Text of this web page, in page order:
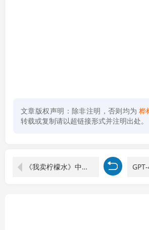
文章版权声明：除非注明，否则均为 桦
转载或复制请以超链接形式并注明出处。
《我卖柠檬水》中文版